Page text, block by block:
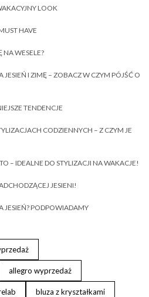
LOOK
HAVE
NA WESELE?
I ZIMĘ – ZOBACZ W CZYM PÓJŚĆ O
TENDENCJE
CODZIENNYCH – Z CZYM JE
– IDEALNE DO STYLIZACJI NA WAKACJE!
JESIENI!
JESIEŃ? PODPOWIADAMY
allegro wyprzedaż
bluza z kryształkami